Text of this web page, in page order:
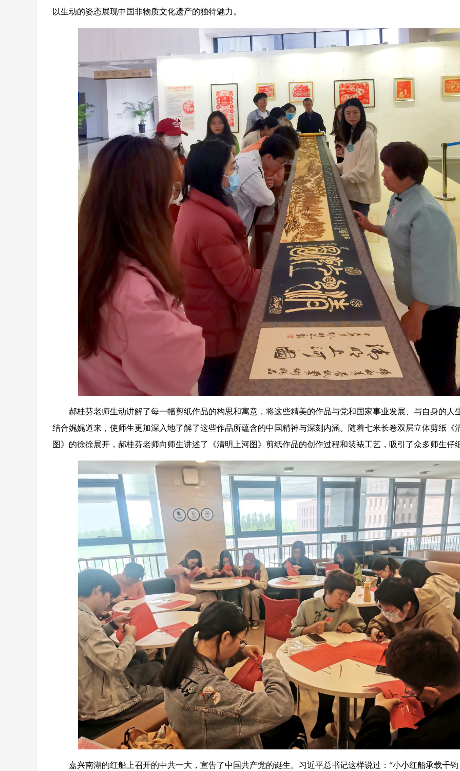
以生动的姿态展现中国非物质文化遗产的独特魅力。
郝桂芬老师生动讲解了每一幅剪纸作品的构思和寓意，将这些精美的作品与党和国家事业发展、与自身的人
结合娓娓道来，使师生更加深入地了解了这些作品所蕴含的中国精神与深刻内涵。随着七米长卷双层立体剪纸《
图》的徐徐展开，郝桂芬老师向师生讲述了《清明上河图》剪纸作品的创作过程和装裱工艺，吸引了众多师生仔
嘉兴南湖的红船上召开的中共一大，宣告了中国共产党的诞生。习近平总书记这样说过：“小小红船承载千钧